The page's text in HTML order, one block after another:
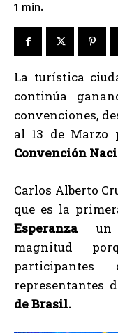
1 min.
La turística
continúa
convenciones,
al 13 de Marzo
Convención
Carlos Alberto
que es la
Esperanzaun
magnitud
participantes
representantes
de Brasil.